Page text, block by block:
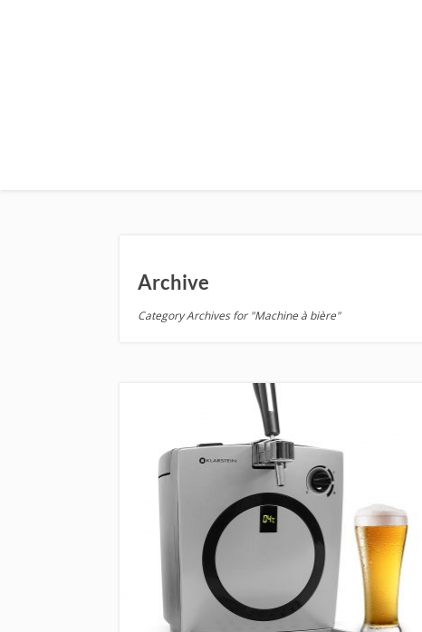
Archive
Category Archives for "Machine à bière"